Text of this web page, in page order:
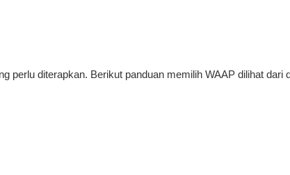
perlu diterapkan. Berikut panduan memilih WAAP dilihat dari